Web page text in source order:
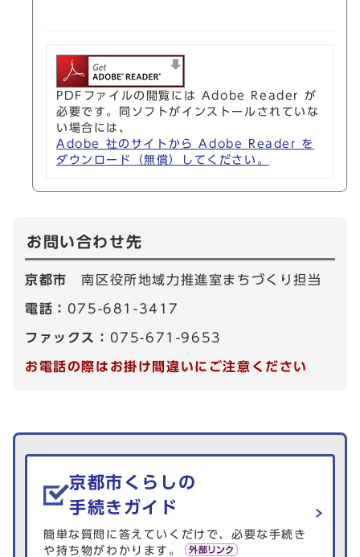
PDFファイルの閲覧には Adobe Reader が
必要です。同ソフトがインストールされていな
い場合には、
Adobe 社のサイトから Adobe Reader を
ダウンロード（無償）してください。
お問い合わせ先
京都市南区役所地域力推進室まちづくり担当
電話： 075-681-3417
ファックス： 075-671-9653
お電話の際はお掛け間違いにご注意ください
生活情報を探す
京都市くらしの
手続きガイド
簡単な質問に答えていくだけで、必要な手続き
や持ち物がわかります。